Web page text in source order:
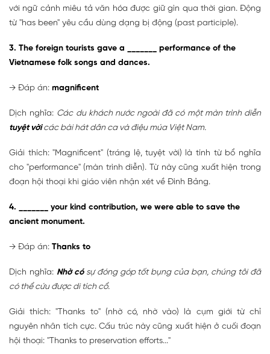
với ngữ cảnh miêu tả văn hóa được giữ gìn qua thời gian. Động
từ "has been" yêu cầu dùng dạng bị động (past participle).
3. The foreign tourists gave a _______ performance of the
Vietnamese folk songs and dances.
→ Đáp án: magnificent
Dịch nghĩa: Các du khách nước ngoài đã có một màn trình diễn
tuyệt vờicác bài hát dân ca và điệu múa Việt Nam.
Giải thích: "Magnificent" (tráng lệ, tuyệt vời) là tính từ bổ nghĩa
cho "performance" (màn trình diễn). Từ này cũng xuất hiện trong
đoạn hội thoại khi giáo viên nhận xét về Đình Bảng.
4. _______ your kind contribution, we were able to save the
ancient monument.
→ Đáp án: Thanks to
Dịch nghĩa: Nhờ cósự đóng góp tốt bụng của bạn, chúng tôi đã
có thể cứu được di tích cổ.
Giải thích: "Thanks to" (nhờ có, nhờ vào) là cụm giới từ chỉ
nguyên nhân tích cực. Cấu trúc này cũng xuất hiện ở cuối đoạn
hội thoại: "Thanks to preservation efforts..."